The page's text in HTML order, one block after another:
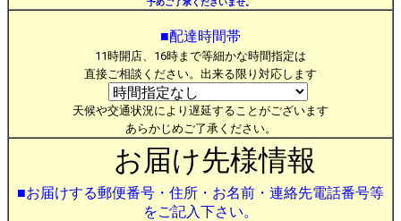
予めご了承くださいませ。
■配達時間帯
11時開店、16時まで等細かな時間指定は
直接ご相談ください。出来る限り対応します
天候や交通状況により遅延することがございます
あらかじめご了承ください。
お届け先様情報
■お届けする郵便番号・住所・お名前・連絡先電話番号等
をご記入下さい。